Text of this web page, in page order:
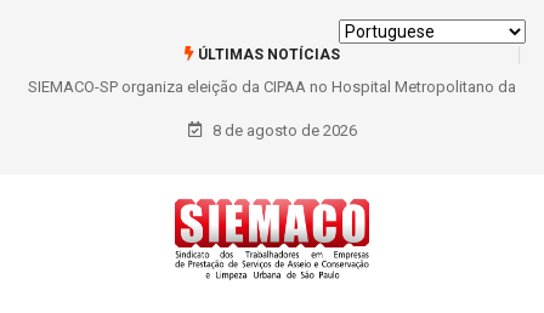
ÚLTIMAS NOTÍCIAS
SIEMACO-SP organiza eleição da CIPAA no Hospital Metropolitano da
Lapa e fortalece participação dos trabalhadores
8 de agosto de 2026